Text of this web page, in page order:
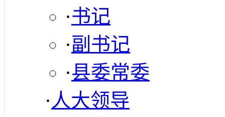
·书记
·副书记
·县委常委
· 人大领导